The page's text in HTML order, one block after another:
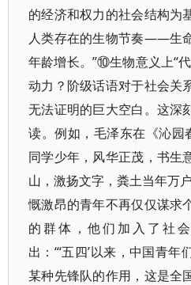
的经济和权力的社会结构为
人类存在的生物节奏——生
年龄增长。”⑩生物意义上“
动力？阶级话语对于社会关
无法证明的巨大空白。这深
读。例如，毛泽东在《沁园
同学少年，风华正茂，书生
山，激扬文字，粪土当年万
慨激昂的青年不再仅仅谋求
的群体，他们加入了社
出：“‘五四’以来，中国青
某种先锋队的作用，这是全